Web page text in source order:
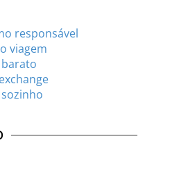
responsável
viagem